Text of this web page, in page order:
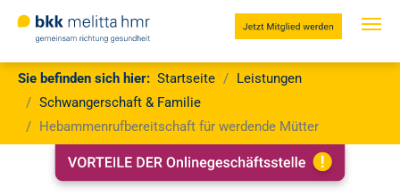
Zum Hauptinhalt springen
Jetzt
Mitglied
werden
Sie sind hier:
Sie befinden sich hier: Startseite
Leistungen
Schwangerschaft & Familie
Hebammenrufbereitschaft für werdende Mütter